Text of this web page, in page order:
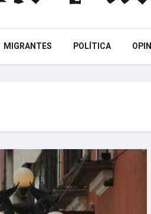
MIGRANTES POLÍTICA